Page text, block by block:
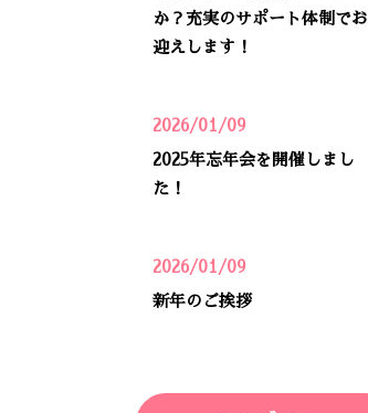
か？充実のサポート体制でお
迎えします！
2026/01/09
2025年忘年会を開催しまし
た！
2026/01/09
新年のご挨拶